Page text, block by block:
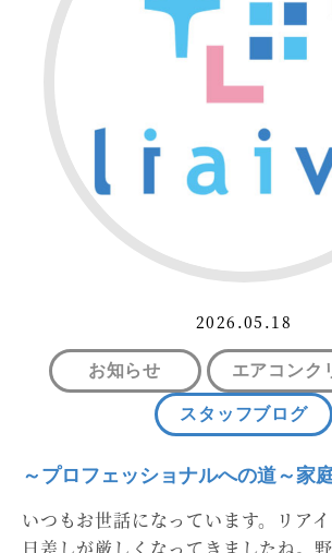
2026.05.18
お知らせ
エアコンク
スタッフブログ
～プロフェッショナルへの道～家
いつもお世話になっています。リアイ
日差しが厳しくなってきましたね。